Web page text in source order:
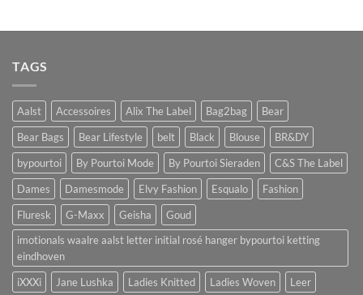
TAGS
Aalst Accessoires Alix The Label Bag2bag
Bear
Bear Bags
Bear Lifestyle belt Black Blouse
BR&DY
bypourtoi
By Pourtoi Mode By Pourtoi Sieraden
C&S The Label
Dames
Damesmode Elvy Fashion Esqualo
Fashion
Fluresk
G-Maxx Geisha
Goud
imotionals waalre aalst letter initial rosé hanger bypourtoi ketting
eindhoven
iXXXi
Jane Lushka Ladies Knitted Ladies Woven
Leer